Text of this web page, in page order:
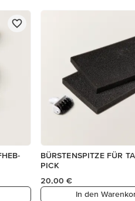
BÜRSTENSPITZE FÜR
PICK
20,00 €
In den